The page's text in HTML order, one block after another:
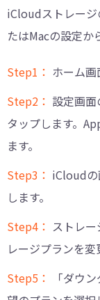
iCloudストレー
たはMacの設定か
Step1： ホーム画
Step2： 設定画
タップします。
ます。
Step3： iCloudの
します。
Step4： ストレ
レージプランを変
Step5：
「ダウ